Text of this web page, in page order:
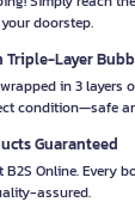
doorstep.
Layer
in 3 layers
condition—safe
Guaranteed
Online. Every
assured.